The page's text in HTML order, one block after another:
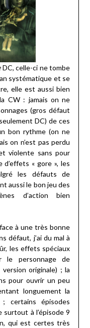
DC, celle-ci ne tombe
systématique et se
elle est aussi bien
CW : jamais on ne
(gros défaut
DC) de ces
bon rythme (on ne
on n’est pas perdu
violente sans pour
« gore », les
les défauts de
aussi le bon jeu des
d’action bien
à une très bonne
défaut, j’ai du mal à
les effets spéciaux
le personnage de
originale) ; la
pour ouvrir un peu
longuement la
certains épisodes
à l’épisode 9
qui est certes très